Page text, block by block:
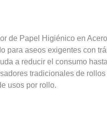
de Papel Higiénico en
para aseos exigentes con
a reducir el consumo
tradicionales de rollos
usos por rollo.